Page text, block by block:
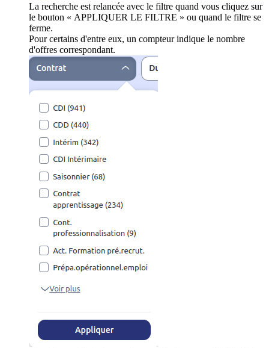
La recherche est relancée avec le filtre quand vous cliquez sur
le bouton « APPLIQUER LE FILTRE » ou quand le filtre se
ferme.
Pour certains d'entre eux, un compteur indique le nombre
d'offres correspondant.